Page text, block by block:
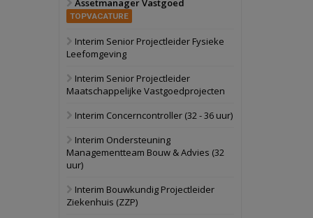
22 september 2026
28 september 2026
Grootschalig
bedrijventerrein
Bekijk
Schuinesloot
27 augustus 2026 Binnenvaartschip
17 september 2026
Assetmanager Vastgoed
TOPVACATURE
Interim Senior Projectleider Fysieke
Leefomgeving
Interim Senior Projectleider
Maatschappelijke Vastgoedprojecten
Interim Concerncontroller (32 - 36 uur)
Interim Ondersteuning
Managementteam Bouw & Advies (32
uur)
Interim Bouwkundig Projectleider
Ziekenhuis (ZZP)